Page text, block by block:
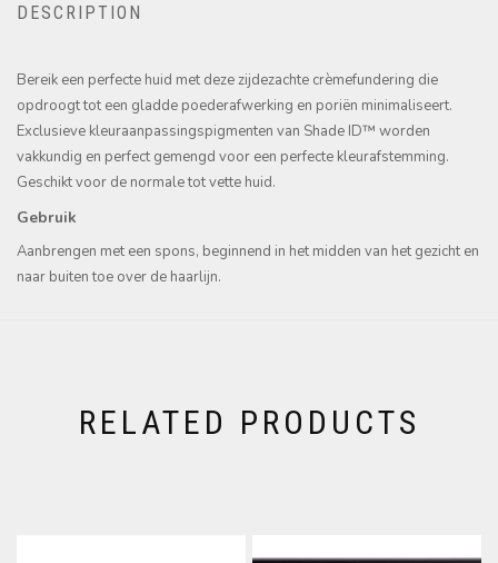
DESCRIPTION
Bereik een perfecte huid met deze zijdezachte crèmefundering die
opdroogt tot een gladde poederafwerking en poriën minimaliseert.
Exclusieve kleuraanpassingspigmenten van Shade ID™ worden
vakkundig en perfect gemengd voor een perfecte kleurafstemming.
Geschikt voor de normale tot vette huid.
Gebruik
Aanbrengen met een spons, beginnend in het midden van het gezicht en
naar buiten toe over de haarlijn.
RELATED PRODUCTS